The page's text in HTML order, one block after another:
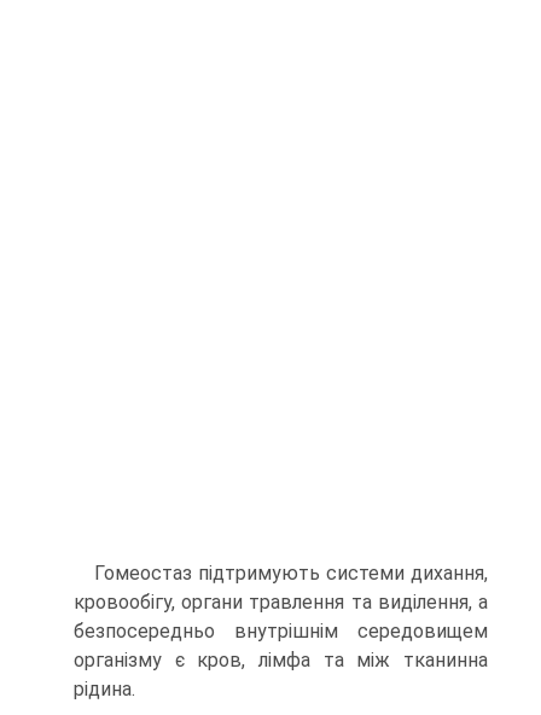
Гомеостаз підтримують системи дихання,
кровообігу, органи травлення та виділення, а
безпосередньо внутрішнім середовищем
організму є кров, лімфа та між тканинна
рідина.